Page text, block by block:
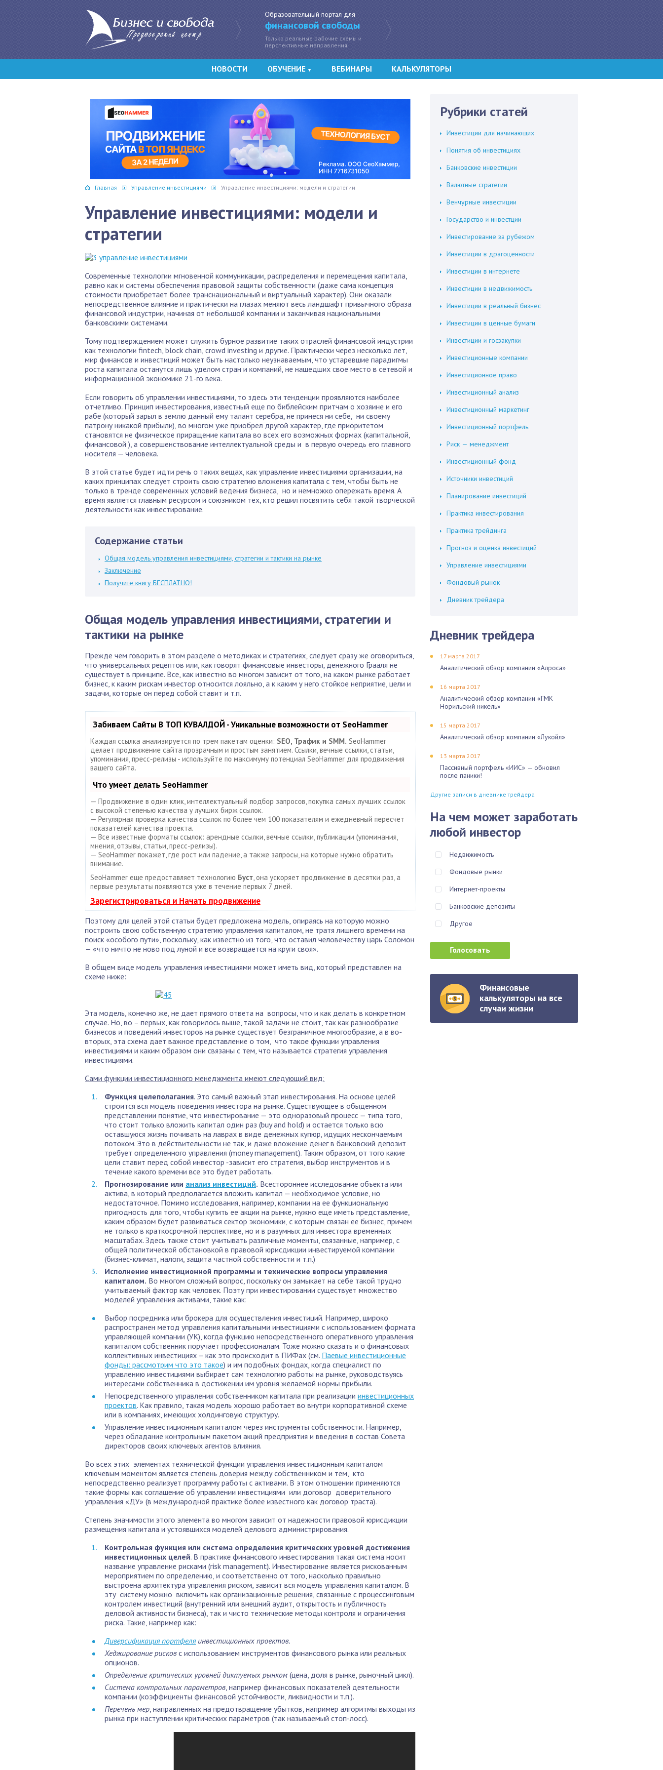
Образовательный портал для
финансовой свободы
Только реальные рабочие схемы и
перспективные направления
НОВОСТИ ОБУЧЕНИЕ ▼ ВЕБИНАРЫ КАЛЬКУЛЯТОРЫ
Главная Управление инвестициями Управление инвестициями: модели и стратегии
Управление инвестициями: модели и
стратегии
Современные технологии мгновенной коммуникации, распределения и перемещения капитала,
равно как и системы обеспечения правовой защиты собственности (даже сама концепция
стоимости приобретает более транснациональный и виртуальный характер). Они оказали
непосредственное влияние и практически на глазах меняют весь ландшафт привычного образа
финансовой индустрии, начиная от небольшой компании и заканчивая национальными
банковскими системами.
Тому подтверждением может служить бурное развитие таких отраслей финансовой индустрии
как технологии fintech, block chain, crowd investing и другие. Практически через несколько лет,
мир финансов и инвестиций может быть настолько неузнаваемым, что устаревшие парадигмы
роста капитала останутся лишь уделом стран и компаний, не нашедших свое место в сетевой и
информационной экономике 21-го века.
Если говорить об управлении инвестициями, то здесь эти тенденции проявляются наиболее
отчетливо. Принцип инвестирования, известный еще по библейским притчам о хозяине и его
рабе (который зарыл в землю данный ему талант серебра, не принеся ни себе, ни своему
патрону никакой прибыли), во многом уже приобрел другой характер, где приоритетом
становятся не физическое приращение капитала во всех его возможных формах (капитальной,
финансовой ), а совершенствование интеллектуальной среды и в первую очередь его главного
носителя — человека.
В этой статье будет идти речь о таких вещах, как управление инвестициями организации, на
каких принципах следует строить свою стратегию вложения капитала с тем, чтобы быть не
только в тренде современных условий ведения бизнеса, но и немножко опережать время. А
время является главным ресурсом и союзником тех, кто решил посвятить себя такой творческой
деятельности как инвестирование.
Содержание статьи
Общая модель управления инвестициями, стратегии и тактики на рынке
Заключение
Получите книгу БЕСПЛАТНО!
Общая модель управления инвестициями, стратегии и
тактики на рынке
Прежде чем говорить в этом разделе о методиках и стратегиях, следует сразу же оговориться,
что универсальных рецептов или, как говорят финансовые инвесторы, денежного Грааля не
существует в принципе. Все, как известно во многом зависит от того, на каком рынке работает
бизнес, к каким рискам инвестор относится лояльно, а к каким у него стойкое неприятие, цели и
задачи, которые он перед собой ставит и т.п.
Забиваем Сайты В ТОП КУВАЛДОЙ - Уникальные возможности от SeoHammer
Каждая ссылка анализируется по трем пакетам оценки: SEO, Трафик и SMM. SeoHammer
делает продвижение сайта прозрачным и простым занятием. Ссылки, вечные ссылки, статьи,
упоминания, пресс-релизы - используйте по максимуму потенциал SeoHammer для продвижения
вашего сайта.
Что умеет делать SeoHammer
— Продвижение в один клик, интеллектуальный подбор запросов, покупка самых лучших ссылок
с высокой степенью качества у лучших бирж ссылок.
— Регулярная проверка качества ссылок по более чем 100 показателям и ежедневный пересчет
показателей качества проекта.
— Все известные форматы ссылок: арендные ссылки, вечные ссылки, публикации (упоминания,
мнения, отзывы, статьи, пресс-релизы).
— SeoHammer покажет, где рост или падение, а также запросы, на которые нужно обратить
внимание.
SeoHammer еще предоставляет технологию Буст , она ускоряет продвижение в десятки раз, а
первые результаты появляются уже в течение первых 7 дней.
Зарегистрироваться и Начать продвижение
Поэтому для целей этой статьи будет предложена модель, опираясь на которую можно
построить свою собственную стратегию управления капиталом, не тратя лишнего времени на
поиск «особого пути», поскольку, как известно из того, что оставил человечеству царь Соломон
— «что ничто не ново под луной и все возвращается на круги своя».
В общем виде модель управления инвестициями может иметь вид, который представлен на
схеме ниже:
Эта модель, конечно же, не дает прямого ответа на вопросы, что и как делать в конкретном
случае. Но, во – первых, как говорилось выше, такой задачи не стоит, так как разнообразие
бизнесов и поведений инвесторов на рынке существует безграничное многообразие, а в во-
вторых, эта схема дает важное представление о том, что такое функции управления
инвестициями и каким образом они связаны с тем, что называется стратегия управления
инвестициями.
Сами функции инвестиционного менеджмента имеют следующий вид:
Функция целеполагания. Это самый важный этап инвестирования. На основе целей
строится вся модель поведения инвестора на рынке. Существующее в обыденном
представлении понятие, что инвестирование — это одноразовый процесс — типа того,
что стоит только вложить капитал один раз (buy and hold) и остается только всю
оставшуюся жизнь почивать на лаврах в виде денежных купюр, идущих нескончаемым
потоком. Это в действительности не так, и даже вложение денег в банковский депозит
требует определенного управления (money management). Таким образом, от того какие
цели ставит перед собой инвестор -зависит его стратегия, выбор инструментов и в
течение какого времени все это будет работать.
Прогнозирование или анализ инвестиций. Всестороннее исследование объекта или
актива, в который предполагается вложить капитал — необходимое условие, но
недостаточное. Помимо исследования, например, компании на ее функциональную
пригодность для того, чтобы купить ее акции на рынке, нужно еще иметь представление,
каким образом будет развиваться сектор экономики, с которым связан ее бизнес, причем
не только в краткосрочной перспективе, но и в разумных для инвестора временных
масштабах. Здесь также стоит учитывать различные моменты, связанные, например, с
общей политической обстановкой в правовой юрисдикции инвестируемой компании
(бизнес-климат, налоги, защита частной собственности и т.п.)
Исполнение инвестиционной программы и технические вопросы управления
капиталом. Во многом сложный вопрос, поскольку он замыкает на себе такой трудно
учитываемый фактор как человек. Поэту при инвестировании существует множество
моделей управления активами, такие как:
Выбор посредника или брокера для осуществления инвестиций. Например, широко
распространен метод управления капитальными инвестициями с использованием формата
управляющей компании (УК), когда функцию непосредственного оперативного управления
капиталом собственник поручает профессионалам. Тоже можно сказать и о финансовых
коллективных инвестициях – как это происходит в ПИФах (см. Паевые инвестиционные
фонды: рассмотрим что это такое) и им подобных фондах, когда специалист по
управлению инвестициями выбирает сам технологию работы на рынке, руководствуясь
интересами собственника в достижении им уровня желаемой нормы прибыли.
Непосредственного управления собственником капитала при реализации инвестиционных
проектов. Как правило, такая модель хорошо работает во внутри корпоративной схеме
или в компаниях, имеющих холдинговую структуру.
Управление инвестиционным капиталом через инструменты собственности. Например,
через обладание контрольным пакетом акций предприятия и введения в состав Совета
директоров своих ключевых агентов влияния.
Во всех этих элементах технической функции управления инвестиционным капиталом
ключевым моментом является степень доверия между собственником и тем, кто
непосредственно реализует программу работы с активами. В этом отношении применяются
такие формы как соглашение об управлении инвестициями или договор доверительного
управления «ДУ» (в международной практике более известного как договор траста).
Степень значимости этого элемента во многом зависит от надежности правовой юрисдикции
размещения капитала и устоявшихся моделей делового администрирования.
Контрольная функция или система определения критических уровней достижения
инвестиционных целей. В практике финансового инвестирования такая система носит
название управление рисками (risk management). Инвестирование является рискованным
мероприятием по определению, и соответственно от того, насколько правильно
выстроена архитектура управления риском, зависит вся модель управления капиталом. В
эту систему можно включить как организационные решения, связанные с процессинговым
контролем инвестиций (внутренний или внешний аудит, открытость и публичность
деловой активности бизнеса), так и чисто технические методы контроля и ограничения
риска. Такие, например как:
Диверсификация портфеляинвестиционных проектов.
Хеджирование рисков с использованием инструментов финансового рынка или реальных
опционов.
Определение критических уровней диктуемых рынком (цена, доля в рынке, рыночный цикл).
Система контрольных параметров , например финансовых показателей деятельности
компании (коэффициенты финансовой устойчивости, ликвидности и т.п.).
Перечень мер , направленных на предотвращение убытков, например алгоритмы выходы из
рынка при наступлении критических параметров (так называемый стоп-лосс).
Рубрики статей
Инвестиции для начинающих
Понятия об инвестициях
Банковские инвестиции
Валютные стратегии
Венчурные инвестиции
Государство и инвестции
Инвестирование за рубежом
Инвестиции в драгоценности
Инвестиции в интернете
Инвестиции в недвижимость
Инвестиции в реальный бизнес
Инвестиции в ценные бумаги
Инвестиции и госзакупки
Инвестиционные компании
Инвестиционное право
Инвестиционный анализ
Инвестиционный маркетинг
Инвестиционный портфель
Риск — менеджмент
Инвестиционный фонд
Источники инвестиций
Планирование инвестиций
Практика инвестирования
Практика трейдинга
Прогноз и оценка инвестиций
Управление инвестициями
Фондовый рынок
Дневник трейдера
Дневник трейдера
17 марта 2017
Аналитический обзор компании «Алроса»
16 марта 2017
Аналитический обзор компании «ГМК
Норильский никель»
15 марта 2017
Аналитический обзор компании «Лукойл»
13 марта 2017
Пассивный портфель «ИИС» — обновил
после паники!
Другие записи в дневнике трейдера
На чем может заработать
любой инвестор
Недвижимость
Фондовые рынки
Интернет-проекты
Банковские депозиты
Другое
Финансовые
калькуляторы на все
случаи жизни